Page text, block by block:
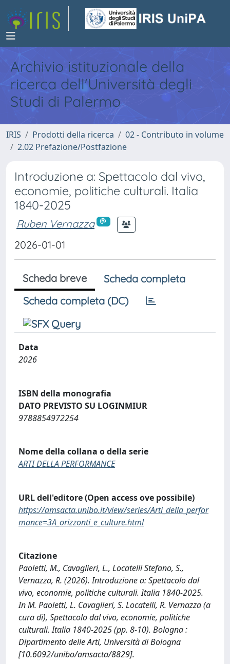
Archivio istituzionale della
ricerca dell'Università degli
Studi di Palermo
IRIS Prodotti della ricerca
02 - Contributo in volume
2.02 Prefazione/Postfazione
Introduzione a: Spettacolo dal vivo,
economie, politiche culturali. Italia
1840-2025
Ruben Vernazza
2026-01-01
Scheda breve
Scheda completa
Scheda completa (DC)
Data
2026
ISBN della monografia
DATO PREVISTO SU LOGINMIUR
9788854972254
Nome della collana o della serie
ARTI DELLA PERFORMANCE
URL dell'editore (Open access ove possibile)
https://amsacta.unibo.it/view/series/Arti_della_perfor
mance=3A_orizzonti_e_culture.html
Citazione
Paoletti, M., Cavaglieri, L., Locatelli Stefano, S.,
Vernazza, R. (2026). Introduzione a: Spettacolo dal
vivo, economie, politiche culturali. Italia 1840-2025.
In M. Paoletti, L. Cavaglieri, S. Locatelli, R. Vernazza (a
cura di), Spettacolo dal vivo, economie, politiche
culturali. Italia 1840-2025 (pp. 8-10). Bologna :
Dipartimento delle Arti, Università di Bologna
[10.6092/unibo/amsacta/8829].